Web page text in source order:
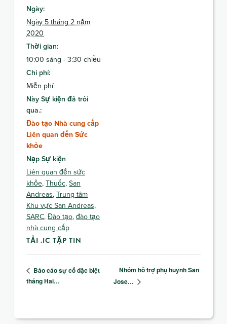
Ngày:
Ngày 5 tháng 2 năm
2020
Thời gian:
10:00 sáng - 3:30 chiều
Chi phí:
Miễn phí
Này Sự kiện đã trôi
qua.:
Đào tạo Nhà cung cấp
Liên quan đến Sức
khỏe
Nạp Sự kiện
Liên quan đến sức
khỏe, Thuốc, San
Andreas, Trung tâm
Khu vực San Andreas,
SARC, Đào tạo, đào tạo
nhà cung cấp
TẢI .IC TẬP TIN
Báo cáo sự cố đặc biệt
tháng Hai…
Nhóm hỗ trợ phụ huynh San
Jose…